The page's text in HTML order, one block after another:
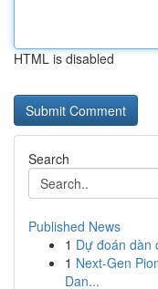
HTML is disabled
Search
Published News
1 Dự đoán dàn
1 Next-Gen
Dan...